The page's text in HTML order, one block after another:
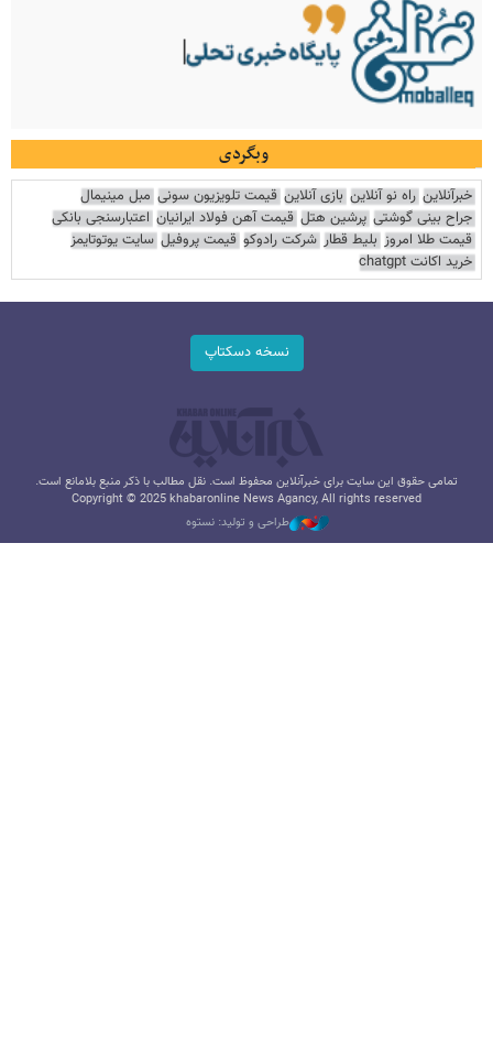
وبگردی
خبرآنلاین راه نو آنلاین بازی آنلاین قیمت تلویزیون سونی مبل مینیمال
جراح بینی گوشتی پرشین هتل قیمت آهن فولاد ایرانیان اعتبارسنجی بانکی
قیمت طلا امروز بلیط قطار شرکت رادوکو قیمت پروفیل سایت یوتوتایمز
خرید اکانت chatgpt
نسخه دسکتاپ
تمامی حقوق این سایت برای خبرآنلاین محفوظ است. نقل مطالب با ذکر منبع بلامانع است.
Copyright © 2025 khabaronline News Agancy, All rights reserved
طراحی و تولید: نستوه